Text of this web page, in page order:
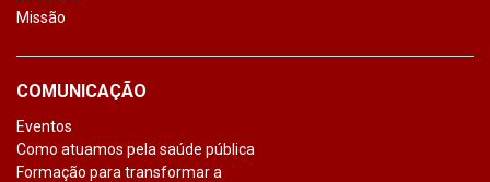
Missão
COMUNICAÇÃO
Eventos
Como atuamos pela saúde pública
Formação para transformar a